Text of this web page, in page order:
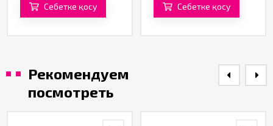
Себетке қосу Себетке қосу
Рекомендуем
посмотреть